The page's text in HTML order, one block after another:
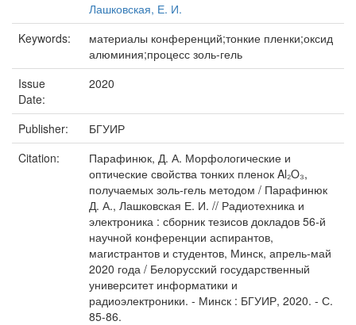
Лашковская, Е. И.
Keywords:
материалы конференций;тонкие пленки;оксид
алюминия;процесс золь-гель
Issue
Date:
2020
Publisher:
БГУИР
Citation:
Парафинюк, Д. А. Морфологические и
оптические свойства тонких пленок Al₂O₃,
получаемых золь-гель методом / Парафинюк
Д. А., Лашковская Е. И. // Радиотехника и
электроника : сборник тезисов докладов 56-й
научной конференции аспирантов,
магистрантов и студентов, Минск, апрель-май
2020 года / Белорусский государственный
университет информатики и
радиоэлектроники. - Минск : БГУИР, 2020. - С.
85-86.